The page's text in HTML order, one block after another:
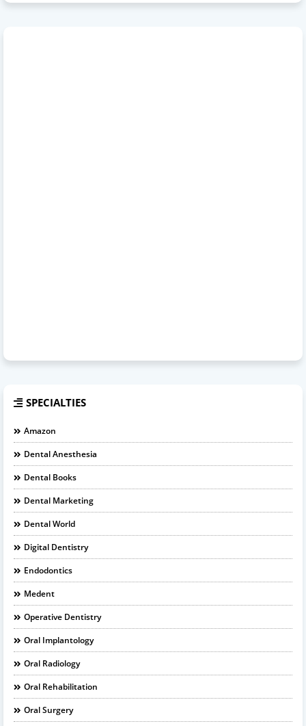
SPECIALTIES
Amazon
Dental Anesthesia
Dental Books
Dental Marketing
Dental World
Digital Dentistry
Endodontics
Medent
Operative Dentistry
Oral Implantology
Oral Radiology
Oral Rehabilitation
Oral Surgery